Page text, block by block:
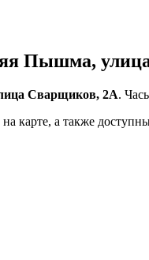
Пышма,
Сварщиков, 2А.
карте, а также